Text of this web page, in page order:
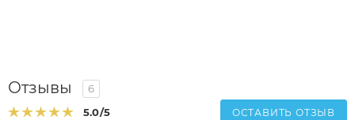
Отзывы
6
5.0/5 ОСТАВИТЬ ОТЗЫВ